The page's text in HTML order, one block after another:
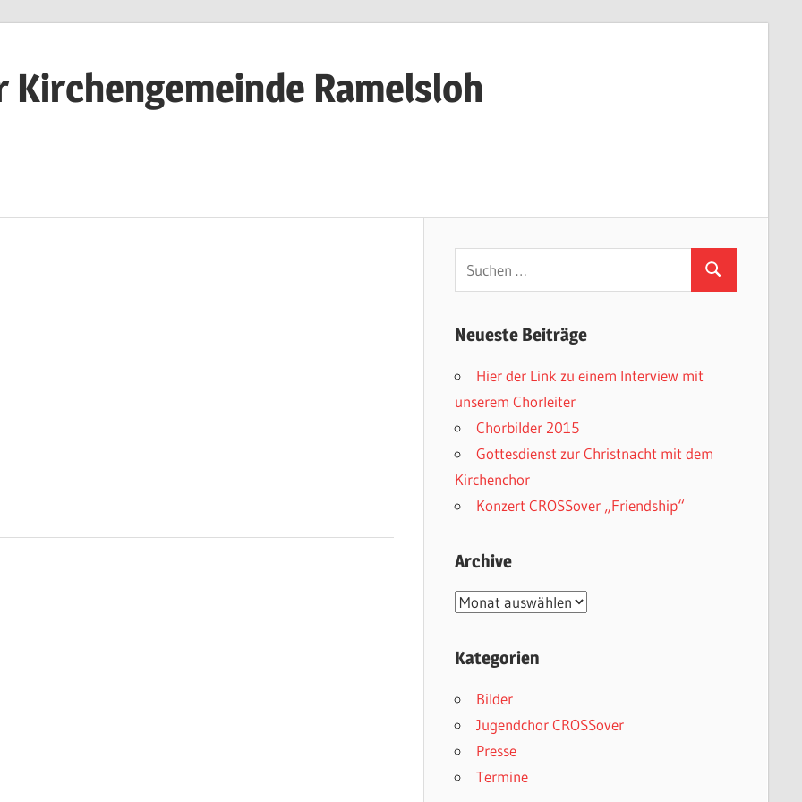
Kirchengemeinde Ramelsloh
Neueste Beiträge
Hier der Link zu einem Interview mit
unserem Chorleiter
Chorbilder 2015
Gottesdienst zur Christnacht mit dem
Kirchenchor
Konzert CROSSover „Friendship“
Archive
Archive
Kategorien
Bilder
Jugendchor CROSSover
Presse
Termine